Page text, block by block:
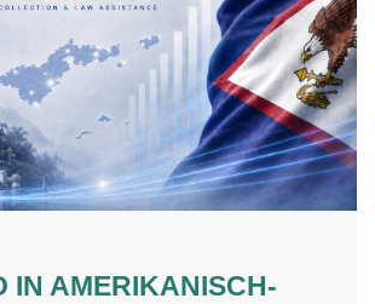
IN AMERIKANISCH-